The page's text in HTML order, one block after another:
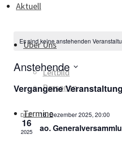
Aktuell
Über Uns
Leitbild
Personen
Termine
Es sind keine anstehenden
Anstehende
wählen.
Vergangene
DEZ.
16
2025
16. Dezember 2025, 20:00
ao.